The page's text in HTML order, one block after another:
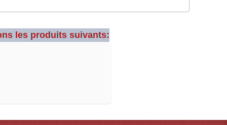
les produits suivants: